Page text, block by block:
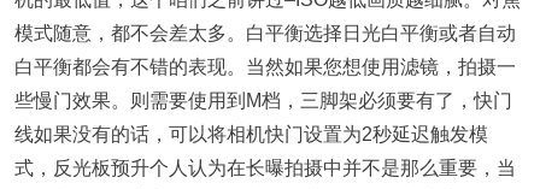
模式随意，都不会差太多。白平衡选择日光白平衡或者自动
白平衡都会有不错的表现。当然如果您想使用滤镜，拍摄一
些慢门效果。则需要使用到M档，三脚架必须要有了，快门
线如果没有的话，可以将相机快门设置为2秒延迟触发模
式，反光板预升个人认为在长曝拍摄中并不是那么重要，当